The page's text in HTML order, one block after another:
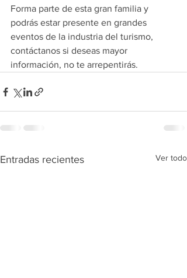
Forma parte de esta gran familia y
podrás estar presente en grandes
eventos de la industria del turismo,
contáctanos si deseas mayor
información, no te arrepentirás.
Entradas recientes Ver todo